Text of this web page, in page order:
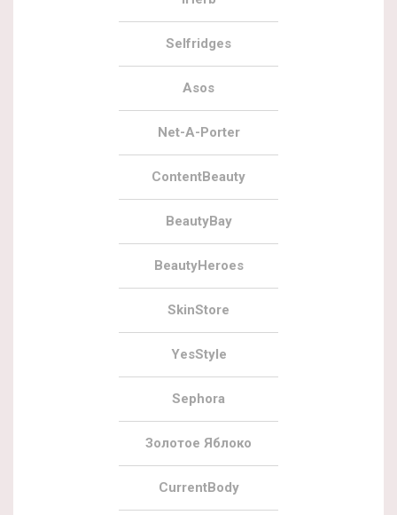
Selfridges
Asos
Net-A-Porter
ContentBeauty
BeautyBay
BeautyHeroes
SkinStore
YesStyle
Sephora
Золотое Яблоко
CurrentBody